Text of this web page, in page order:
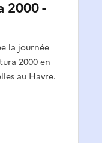
2000 -
la journée
2000 en
au Havre.